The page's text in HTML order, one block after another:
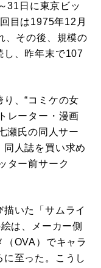
31日に東京ビッ
目は1975年12月
、その後、規模の
し、昨年末で107
、“コミケの女
レーター・漫画
瀬氏の同人サー
同人誌を買い求め
ター前サーク
いた「サムライ
は、メーカー側
OVA）でキャラ
至った。こうし